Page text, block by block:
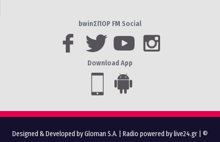
bwinΣΠΟΡ FM Social
Download App
Designed & Developed by Gloman S.A. Radio powered by live24.gr | ©